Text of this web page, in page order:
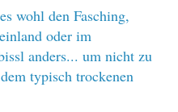
wohl den Fasching,
oder im
anders... um nicht zu
typisch trockenen